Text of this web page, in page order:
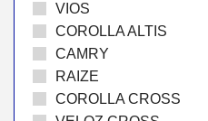
VIOS
COROLLA ALTIS
CAMRY
RAIZE
COROLLA CROSS